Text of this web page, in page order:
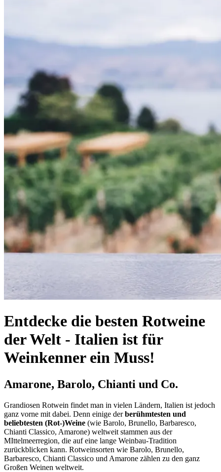
Entdecke die besten Rotweine
der Welt - Italien ist für
Weinkenner ein Muss!
Amarone, Barolo, Chianti und Co.
Grandiosen Rotwein findet man in vielen Ländern, Italien ist jedoch
ganz vorne mit dabei. Denn einige derberühmtesten und
beliebtesten (Rot-)Weine (wie Barolo, Brunello, Barbaresco,
Chianti Classico, Amarone) weltweit stammen aus der
MIttelmeerregion, die auf eine lange Weinbau-Tradition
zurückblicken kann. Rotweinsorten wie Barolo, Brunello,
Barbaresco, Chianti Classico und Amarone zählen zu den ganz
Großen Weinen weltweit.